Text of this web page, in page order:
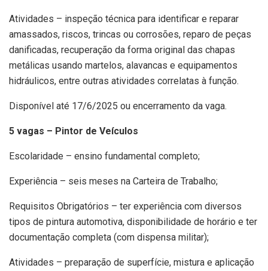
Atividades – inspeção técnica para identificar e reparar
amassados, riscos, trincas ou corrosões, reparo de peças
danificadas, recuperação da forma original das chapas
metálicas usando martelos, alavancas e equipamentos
hidráulicos, entre outras atividades correlatas à função.
Disponível até 17/6/2025 ou encerramento da vaga.
5 vagas – Pintor de Veículos
Escolaridade – ensino fundamental completo;
Experiência – seis meses na Carteira de Trabalho;
Requisitos Obrigatórios – ter experiência com diversos
tipos de pintura automotiva, disponibilidade de horário e ter
documentação completa (com dispensa militar);
Atividades – preparação de superfície, mistura e aplicação